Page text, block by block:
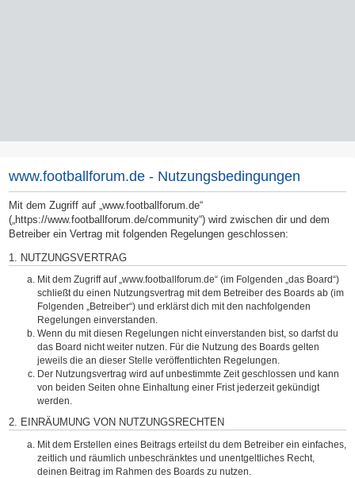
www.footballforum.de - Nutzungsbedingungen
Mit dem Zugriff auf „www.footballforum.de“
(„https://www.footballforum.de/community“) wird zwischen dir und dem
Betreiber ein Vertrag mit folgenden Regelungen geschlossen:
1. NUTZUNGSVERTRAG
Mit dem Zugriff auf „www.footballforum.de“ (im Folgenden „das Board“)
schließt du einen Nutzungsvertrag mit dem Betreiber des Boards ab (im
Folgenden „Betreiber“) und erklärst dich mit den nachfolgenden
Regelungen einverstanden.
Wenn du mit diesen Regelungen nicht einverstanden bist, so darfst du
das Board nicht weiter nutzen. Für die Nutzung des Boards gelten
jeweils die an dieser Stelle veröffentlichten Regelungen.
Der Nutzungsvertrag wird auf unbestimmte Zeit geschlossen und kann
von beiden Seiten ohne Einhaltung einer Frist jederzeit gekündigt
werden.
2. EINRÄUMUNG VON NUTZUNGSRECHTEN
Mit dem Erstellen eines Beitrags erteilst du dem Betreiber ein einfaches,
zeitlich und räumlich unbeschränktes und unentgeltliches Recht,
deinen Beitrag im Rahmen des Boards zu nutzen.